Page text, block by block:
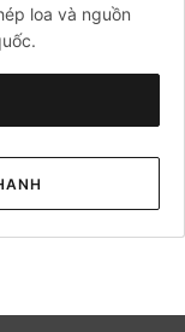
loa và nguồn